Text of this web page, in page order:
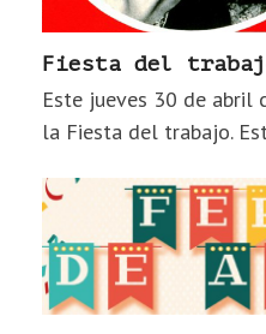
Fiesta del
Este jueves 30 de abril
la Fiesta del trabajo.